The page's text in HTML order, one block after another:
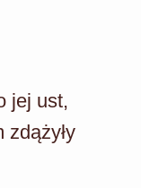
jej ust,
zdążyły